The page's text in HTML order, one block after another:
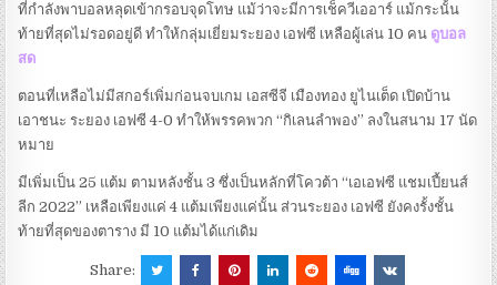
ที่กำลังพาบอลหลุดเข้ากรอบจุดโทษ แม้ว่าจะมีการเช็ควีเออาร์ แม้กระนั้น
ท้ายที่สุดไม่รอดอยู่ดี ทำให้กลุ่มเยี่ยมระยอง เอฟซี เหลือผู้เล่น 10 คน ดูบอล
สด
ตอนที่เหลือไม่มีสกอร์เพิ่มก่อนจบเกม เอสซีจี เมืองทอง ยูไนเต็ด เปิดบ้าน
เอาชนะ ระยอง เอฟซี 4-0 ทำให้พรรคพวก “กิเลนลำพอง” ลงในสนาม 17 นัด
หมาย
มีเพิ่มเป็น 25 แต้ม ตามหลังชั้น 3 ซึ่งเป็นหลักที่โควต้า “เอเอฟซี แชมเปี้ยนส์
ลีก 2022” เหลือเพียงแค่ 4 แต้มเพียงแค่นั้น ส่วนระยอง เอฟซี ยังคงรั้งชั้น
ท้ายที่สุดของตาราง มี 10 แต้มได้แก่เดิม
Share: